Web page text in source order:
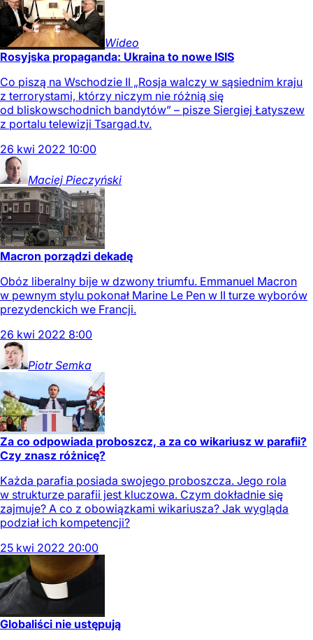
Wideo
Rosyjska propaganda: Ukraina to nowe ISIS
Co piszą na Wschodzie II „Rosja walczy w sąsiednim kraju
z terrorystami, którzy niczym nie różnią się
od bliskowschodnich bandytów” – pisze Siergiej Łatyszew
z portalu telewizji Tsargad.tv.
26 kwi 2022 10:00
Maciej Pieczyński
Macron porządzi dekadę
Obóz liberalny bije w dzwony triumfu. Emmanuel Macron
w pewnym stylu pokonał Marine Le Pen w II turze wyborów
prezydenckich we Francji.
26 kwi 2022 8:00
Piotr Semka
Za co odpowiada proboszcz, a za co wikariusz w parafii?
Czy znasz różnicę?
Każda parafia posiada swojego proboszcza. Jego rola
w strukturze parafii jest kluczowa. Czym dokładnie się
zajmuje? A co z obowiązkami wikariusza? Jak wygląda
podział ich kompetencji?
25 kwi 2022 20:00
Globaliści nie ustępują